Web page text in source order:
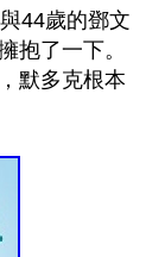
44歲的鄧文
抱了一下。
默多克根本